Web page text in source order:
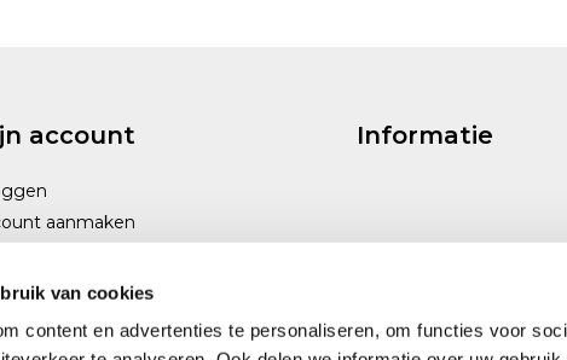
van cookies
content en advertenties te personaliseren, om functies voor
account
aanmaken
Informatie